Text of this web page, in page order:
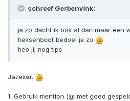
schreef Gerbenvink:
ja zo dacht ik ook al dan maar een
heksenboot bedoel je zo
heb jij nog tips
Jazeker.
1. Gebruik mention (@ met goed